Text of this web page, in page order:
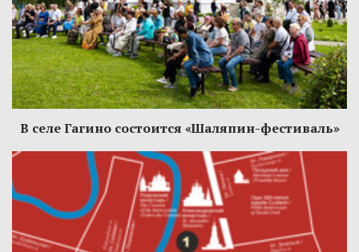
В селе Гагино состоится «Шаляпин-фестиваль»